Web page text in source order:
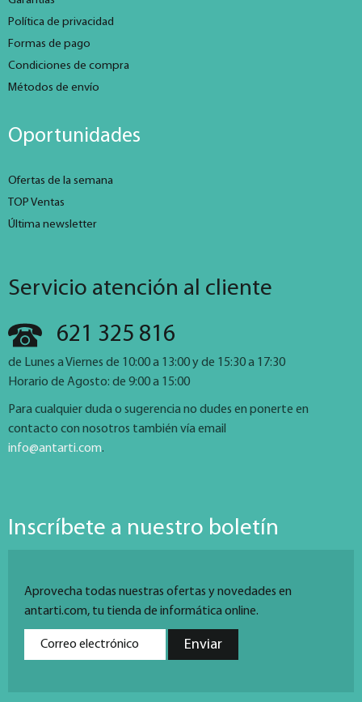
Política de privacidad
Formas de pago
Condiciones de compra
Métodos de envío
Oportunidades
Ofertas de la semana
TOP Ventas
Última newsletter
Servicio atención al cliente
621 325 816
de Lunes a Viernes de 10:00 a 13:00 y de 15:30 a 17:30
Horario de Agosto: de 9:00 a 15:00
Para cualquier duda o sugerencia no dudes en ponerte en
contacto con nosotros también vía email
info@antarti.com.
Inscríbete a nuestro boletín
Aprovecha todas nuestras ofertas y novedades en
antarti.com, tu tienda de informática online.